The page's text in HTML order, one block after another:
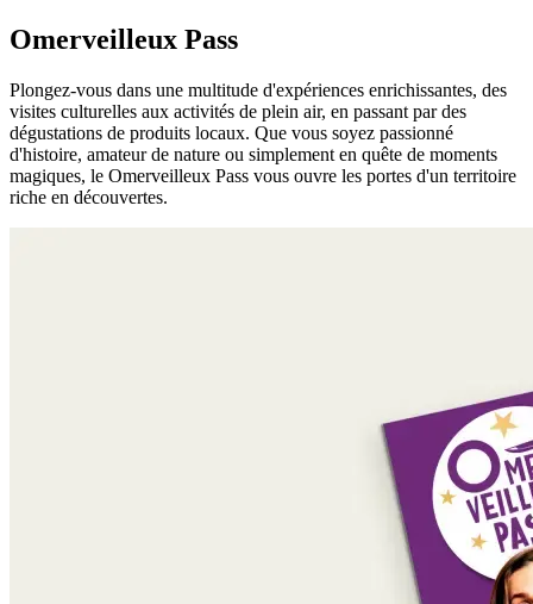
Omerveilleux Pass
Plongez-vous dans une multitude d'expériences enrichissantes, des
visites culturelles aux activités de plein air, en passant par des
dégustations de produits locaux. Que vous soyez passionné
d'histoire, amateur de nature ou simplement en quête de moments
magiques, le Omerveilleux Pass vous ouvre les portes d'un territoire
riche en découvertes.